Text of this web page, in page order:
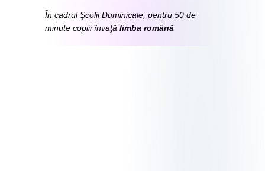
PORTAL
În cadrul Şcolii Duminicale, pentru 50 de
minute copiii învaţă limba română